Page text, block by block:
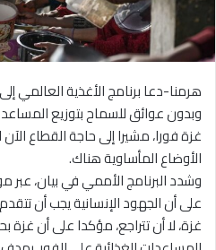
هرمنا-دعا برنامج الأغذية العالمي
وبدون عوائق للسماح بتوزيع
غزة فورا، مشيرا إلى حاجة القطاع
الأوضاع المأساوية هناك.
وشدد البرنامج الأممي في بيان، عبر
على أن الجهود الإنسانية يجب أن
غزة، لا أن تتراجع، مؤكدا على أن غزة